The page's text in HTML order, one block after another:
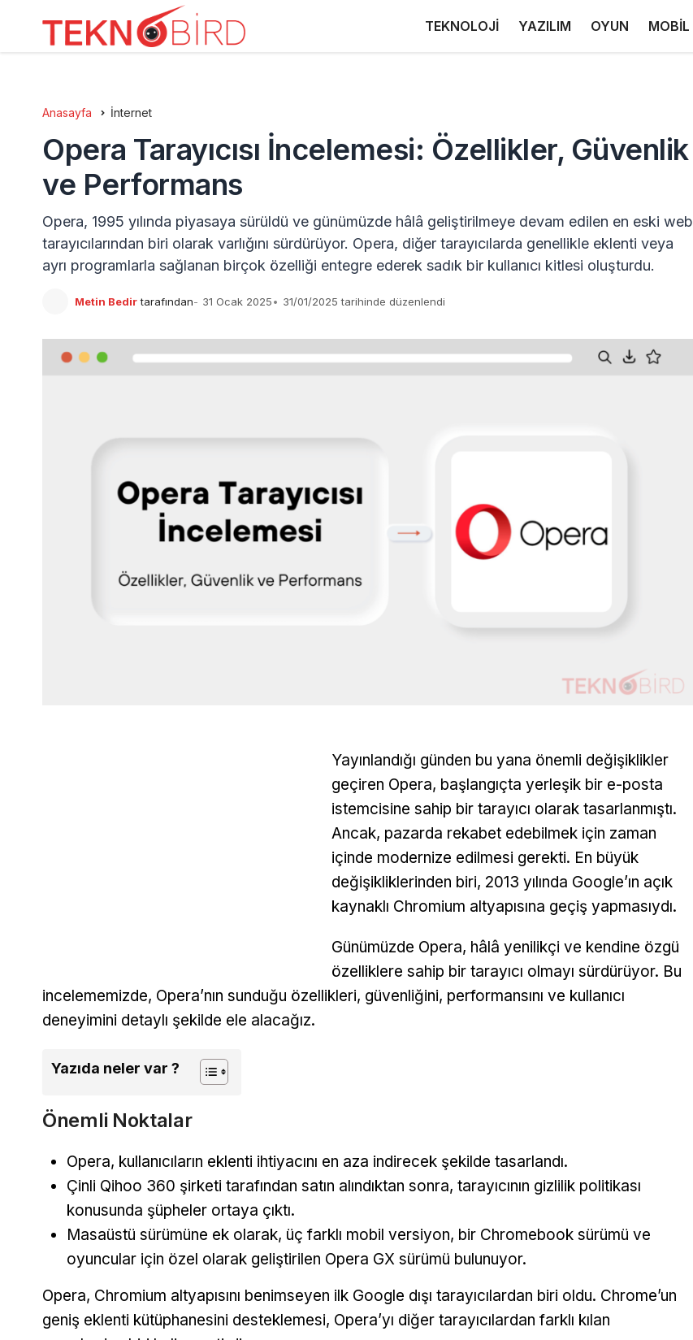
TEKNOLOJİ YAZILIM OYUN MOBİL
Anasayfa İnternet
Opera Tarayıcısı İncelemesi: Özellikler, Güvenlik
ve Performans
Opera, 1995 yılında piyasaya sürüldü ve günümüzde hâlâ geliştirilmeye devam edilen en eski web
tarayıcılarından biri olarak varlığını sürdürüyor. Opera, diğer tarayıcılarda genellikle eklenti veya
ayrı programlarla sağlanan birçok özelliği entegre ederek sadık bir kullanıcı kitlesi oluşturdu.
Metin Bedir tarafından 31 Ocak 2025 31/01/2025 tarihinde düzenlendi
Yayınlandığı günden bu yana önemli değişiklikler
geçiren Opera, başlangıçta yerleşik bir e-posta
istemcisine sahip bir tarayıcı olarak tasarlanmıştı.
Ancak, pazarda rekabet edebilmek için zaman
içinde modernize edilmesi gerekti. En büyük
değişikliklerinden biri, 2013 yılında Google’ın açık
kaynaklı Chromium altyapısına geçiş yapmasıydı.
Günümüzde Opera, hâlâ yenilikçi ve kendine özgü
özelliklere sahip bir tarayıcı olmayı sürdürüyor. Bu
incelememizde, Opera’nın sunduğu özellikleri, güvenliğini, performansını ve kullanıcı
deneyimini detaylı şekilde ele alacağız.
Yazıda neler var ?
Önemli Noktalar
Opera, kullanıcıların eklenti ihtiyacını en aza indirecek şekilde tasarlandı.
Çinli Qihoo 360 şirketi tarafından satın alındıktan sonra, tarayıcının gizlilik politikası
konusunda şüpheler ortaya çıktı.
Masaüstü sürümüne ek olarak, üç farklı mobil versiyon, bir Chromebook sürümü ve
oyuncular için özel olarak geliştirilen Opera GX sürümü bulunuyor.
Opera, Chromium altyapısını benimseyen ilk Google dışı tarayıcılardan biri oldu. Chrome’un
geniş eklenti kütüphanesini desteklemesi, Opera’yı diğer tarayıcılardan farklı kılan